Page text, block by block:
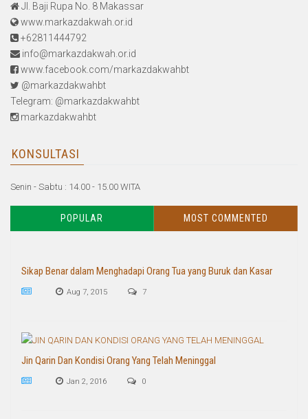
Jl. Baji Rupa No. 8 Makassar
www.markazdakwah.or.id
+62811444792
info@markazdakwah.or.id
www.facebook.com/markazdakwahbt
@markazdakwahbt
Telegram: @markazdakwahbt
markazdakwahbt
KONSULTASI
Senin - Sabtu : 14.00 - 15.00 WITA
POPULAR MOST COMMENTED
Sikap Benar dalam Menghadapi Orang Tua yang Buruk dan Kasar
Aug 7, 2015 7
Jin Qarin Dan Kondisi Orang Yang Telah Meninggal
Jan 2, 2016 0